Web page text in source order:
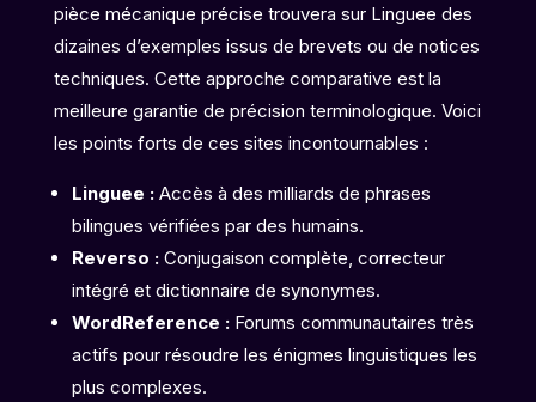
pièce mécanique précise trouvera sur Linguee des
dizaines d’exemples issus de brevets ou de notices
techniques. Cette approche comparative est la
meilleure garantie de précision terminologique. Voici
les points forts de ces sites incontournables :
Linguee :Accès à des milliards de phrases
bilingues vérifiées par des humains.
Reverso :Conjugaison complète, correcteur
intégré et dictionnaire de synonymes.
WordReference :Forums communautaires très
actifs pour résoudre les énigmes linguistiques les
plus complexes.